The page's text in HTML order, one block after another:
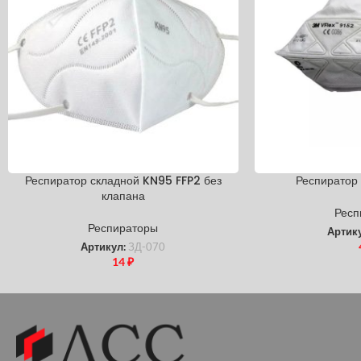
Респиратор складной KN95 FFP2 без
клапана
Респираторы
Артикул: ЗД-070
14₽